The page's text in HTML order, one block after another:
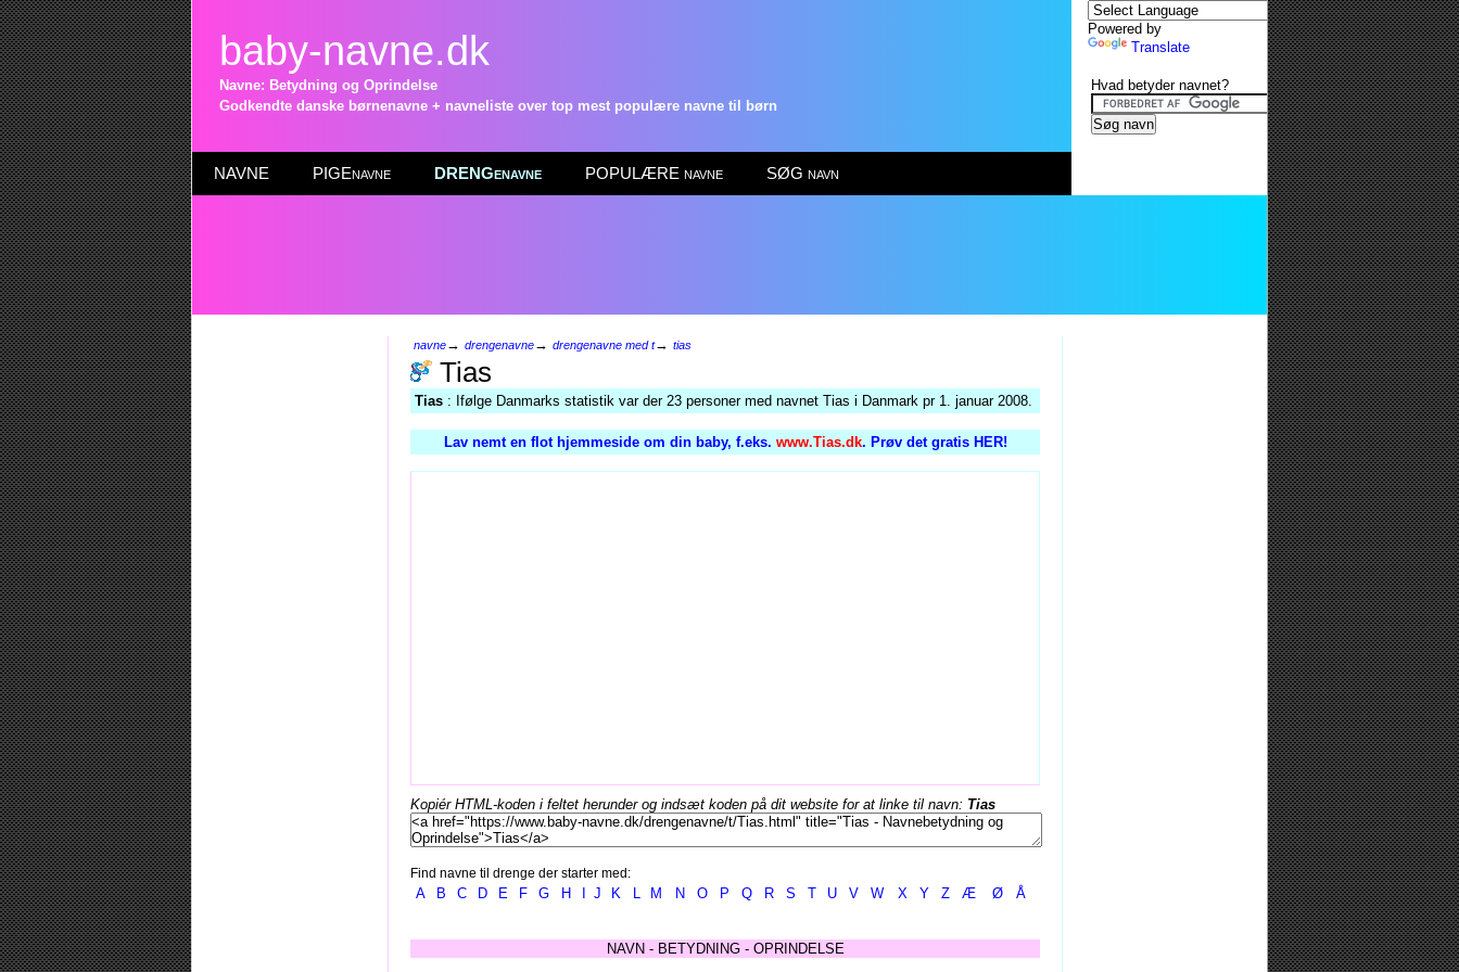
baby-navne.dk
Navne: Betydning og Oprindelse
Godkendte danske børnenavne + navneliste over top mest populære navne til børn
NAVNE PIGEnavne DRENGenavne POPULÆRE navne SØG navn
navne→ drengenavne→ drengenavne med t→ tias
Tias
Tias : Ifølge Danmarks statistik var der 23 personer med navnet Tias i Danmark pr 1. januar 2008.
Lav nemt en flot hjemmeside om din baby, f.eks. www.Tias.dk. Prøv det gratis HER!
Kopiér HTML-koden i feltet herunder og indsæt koden på dit website for at linke til navn: Tias
Find navne til drenge der starter med:
A B C D E F G H J K L M N O P Q R S T U V W X Y Z Æ Ø Å
NAVN - BETYDNING - OPRINDELSE
Powered by
Translate
Hvad betyder navnet?